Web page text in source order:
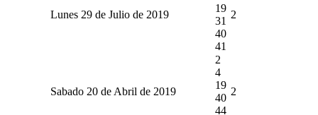
Lunes 29 de Julio de 2019
19
31
40
41
2
Sabado 20 de Abril de 2019
2
4
19
40
44
2